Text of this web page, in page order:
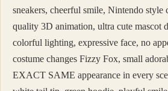
sneakers, cheerful smile, Nintendo style
quality 3D animation, ultra cute mascot
colorful lighting, expressive face, no
costume changes Fizzy Fox, small
EXACT SAME appearance in every